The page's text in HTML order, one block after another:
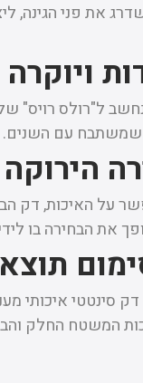
את פני הגינה,
ל"רולס רויס"
שמשתבח עם השנים.
הירוקה
האיכות, דק
הבחירה בו
איכותי
המשטח החלק